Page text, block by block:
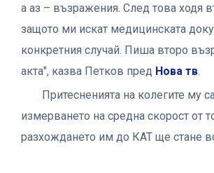
а аз – възражения. След това ходя
защото ми искат медицинската
конкретния случай. Пиша второ
акта", казва Петков пред Нова тв.
Притесненията на колегите му
измерването на средна скорост от
разхождането им до КАТ ще стане